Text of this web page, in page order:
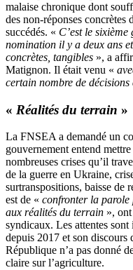
malaise chronique dont
des non-réponses concrètes
succédés. « C’est le
nomination il y a deux ans
concrètes, tangibles », a
Matignon. Il était venu «
certain nombre de décisions
« Réalités du terrain »
La FNSEA a demandé un
gouvernement entend
nombreuses crises qu’il
de la guerre en Ukraine,
surtranspositions, baisse de
est de « confronter la parole
aux réalités du terrain »,
syndicaux. Les attentes
depuis 2017 et son discours
République n’a pas donné
claire sur l’agriculture.